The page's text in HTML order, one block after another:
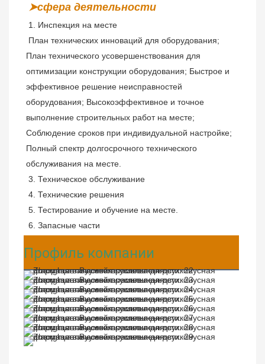
➤сфера деятельности
1. Инспекция на месте
План технических инноваций для оборудования;
План технического усовершенствования для
оптимизации конструкции оборудования; Быстрое и
эффективное решение неисправностей
оборудования; Высокоэффективное и точное
выполнение строительных работ на месте;
Соблюдение сроков при индивидуальной настройке;
Полный спектр долгосрочного технического
обслуживания на месте.
3. Техническое обслуживание
4. Технические решения
5. Тестирование и обучение на месте.
6. Запасные части
Профиль компании